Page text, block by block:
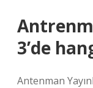
3’de
Antenman